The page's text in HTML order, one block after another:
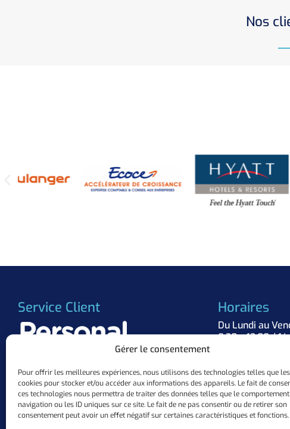
Gérer le consentement
Pour offrir les meilleures expériences, nous utilisons des technologies telles que les
cookies pour stocker et/ou accéder aux informations des appareils. Le fait de
ces technologies nous permettra de traiter des données telles que le
navigation ou les ID uniques sur ce site. Le fait de ne pas consentir ou de retirer son
consentement peut avoir un effet négatif sur certaines caractéristiques et fonctions.
Nos
Service Client
+33 (0)3.57.84.37.63
contact@personalflocker.com
10 ZAC Mermoz, 57155 Marly
Horaires
Du Lundi au
8:30 – 12:00 /